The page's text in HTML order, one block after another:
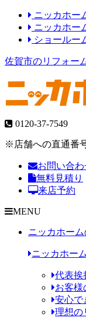
ニッカホー
ニッカホー
ショールー
佐賀市のリフォー
0120-37-7549
※店舗への直通番
お問い合わ
無料見積り
来店予約
MENU
ニッカホー
ニッカホー
代表挨
お客様
安心で
理想の